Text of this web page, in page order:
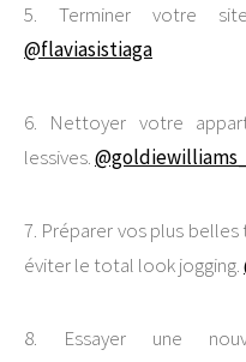
5. Terminer votre
@flaviasistiaga
6. Nettoyer votre
lessives.@goldiewilliams_
7. Préparer vos plus
éviter le total look jogging.
8. Essayer une